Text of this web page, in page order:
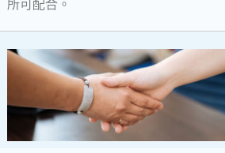
所可配合。